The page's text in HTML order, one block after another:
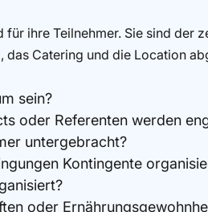
ihre Teilnehmer. Sie sind der
das Catering und die Location
sein?
oder Referenten werden
untergebracht?
Kontingente
oder